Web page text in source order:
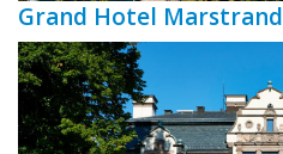
Grand Hotel Marstrand